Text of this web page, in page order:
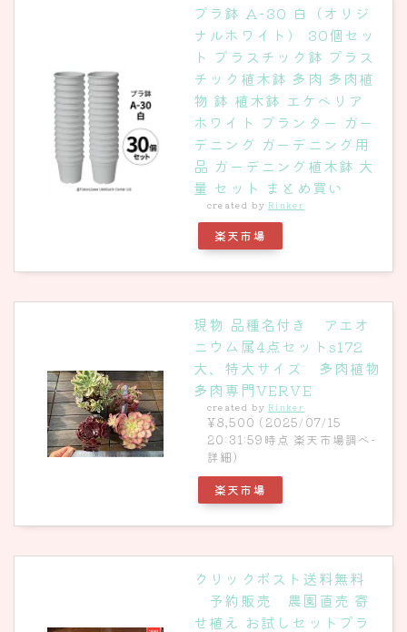
プラ鉢 A-30 白（オリジ
ナルホワイト） 30個セッ
ト プラスチック鉢 プラス
チック植木鉢 多肉 多肉植
物 鉢 植木鉢 エケベリア
ホワイト プランター ガー
デニング ガーデニング用
品 ガーデニング植木鉢 大
量 セット まとめ買い
created byRinker
楽天市場
現物 品種名付き アエオ
ニウム属4点セットs172
大、特大サイズ 多肉植物
多肉専門VERVE
created byRinker
¥8,500 (2025/07/15
20:31:59時点 楽天市場調べ-
詳細)
楽天市場
クリックポスト送料無料
予約販売 農園直売 寄
せ植え お試しセットプラ